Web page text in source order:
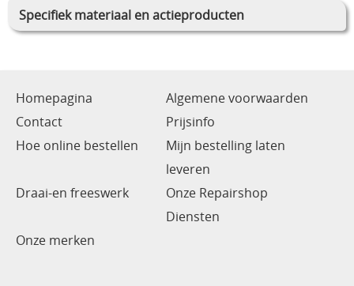
Specifiek materiaal en actieproducten
Homepagina
Algemene voorwaarden
Contact
Prijsinfo
Hoe online bestellen
Mijn bestelling laten
leveren
Draai-en freeswerk
Onze Repairshop
Diensten
Onze merken